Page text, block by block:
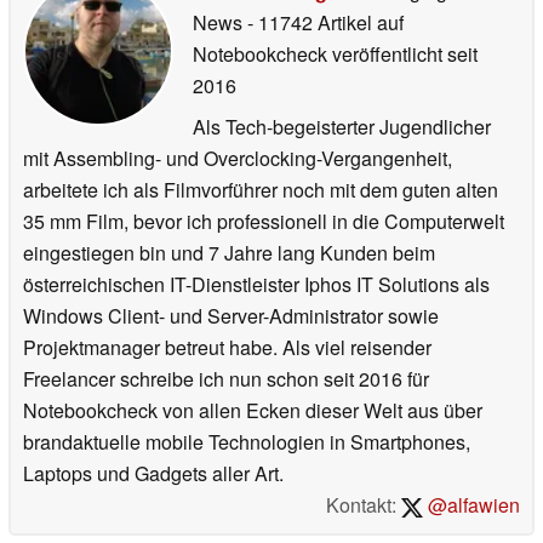
News- 11742 Artikel auf
Notebookcheck veröffentlichtseit
2016
Als Tech-begeisterter Jugendlicher
mit Assembling- und Overclocking-Vergangenheit,
arbeitete ich als Filmvorführer noch mit dem guten alten
35 mm Film, bevor ich professionell in die Computerwelt
eingestiegen bin und 7 Jahre lang Kunden beim
österreichischen IT-Dienstleister Iphos IT Solutions als
Windows Client- und Server-Administrator sowie
Projektmanager betreut habe. Als viel reisender
Freelancer schreibe ich nun schon seit 2016 für
Notebookcheck von allen Ecken dieser Welt aus über
brandaktuelle mobile Technologien in Smartphones,
Laptops und Gadgets aller Art.
Kontakt:
@alfawien